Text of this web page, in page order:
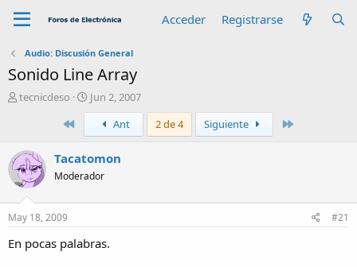
Acceder Registrarse
Audio: Discusión General
Sonido Line Array
A
r
tecnicdeso
F
e
h
a
d
e
c
Jun 2, 2007
PrimeroAnt 2 de 4 Siguiente
Tacatomon
Moderador
May 18, 2009 #21
En pocas palabras.